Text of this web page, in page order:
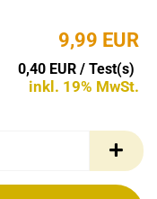
9,99 EUR
0,40 EUR / Test(s)
inkl. 19% MwSt.